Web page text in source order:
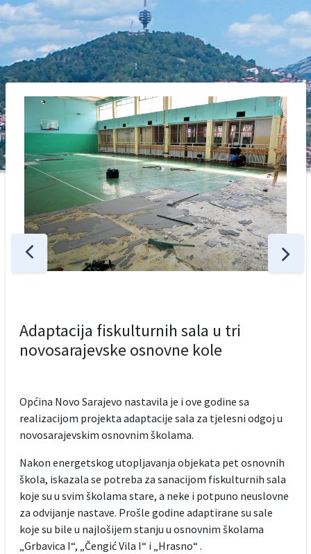
Adaptacija fiskulturnih sala u tri
novosarajevske osnovne kole
Općina Novo Sarajevo nastavila je i ove godine sa
realizacijom projekta adaptacije sala za tjelesni odgoj u
novosarajevskim osnovnim školama.
Nakon energetskog utopljavanja objekata pet osnovnih
škola, iskazala se potreba za sanacijom fiskulturnih sala
koje su u svim školama stare, a neke i potpuno neuslovne
za odvijanje nastave. Prošle godine adaptirane su sale
koje su bile u najlošijem stanju u osnovnim školama
„Grbavica I“, „Čengić Vila I“ i „Hrasno“ .